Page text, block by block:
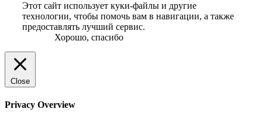
Этот сайт использует куки-файлы и другие
технологии, чтобы помочь вам в навигации, а также
предоставлять лучший сервис.
Хорошо, спасибо
Close
Privacy Overview